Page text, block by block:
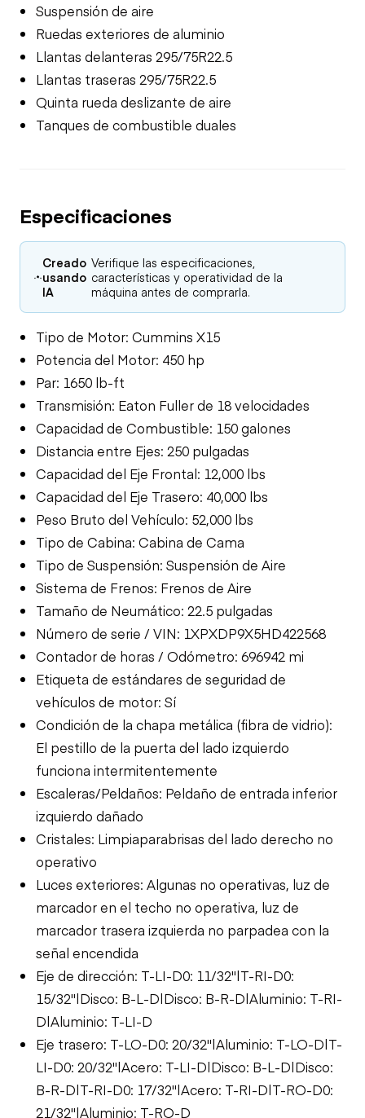
Suspensión de aire
Ruedas exteriores de aluminio
Llantas delanteras 295/75R22.5
Llantas traseras 295/75R22.5
Quinta rueda deslizante de aire
Tanques de combustible duales
Especificaciones
Creado
usando
IA
Verifique las especificaciones,
características y operatividad de la
máquina antes de comprarla.
Tipo de Motor: Cummins X15
Potencia del Motor: 450 hp
Par: 1650 lb-ft
Transmisión: Eaton Fuller de 18 velocidades
Capacidad de Combustible: 150 galones
Distancia entre Ejes: 250 pulgadas
Capacidad del Eje Frontal: 12,000 lbs
Capacidad del Eje Trasero: 40,000 lbs
Peso Bruto del Vehículo: 52,000 lbs
Tipo de Cabina: Cabina de Cama
Tipo de Suspensión: Suspensión de Aire
Sistema de Frenos: Frenos de Aire
Tamaño de Neumático: 22.5 pulgadas
Número de serie / VIN: 1XPXDP9X5HD422568
Contador de horas / Odómetro: 696942 mi
Etiqueta de estándares de seguridad de
vehículos de motor: Sí
Condición de la chapa metálica (fibra de vidrio):
El pestillo de la puerta del lado izquierdo
funciona intermitentemente
Escaleras/Peldaños: Peldaño de entrada inferior
izquierdo dañado
Cristales: Limpiaparabrisas del lado derecho no
operativo
Luces exteriores: Algunas no operativas, luz de
marcador en el techo no operativa, luz de
marcador trasera izquierda no parpadea con la
señal encendida
Eje de dirección: T-LI-D0: 11/32"|T-RI-D0:
15/32"|Disco: B-L-D|Disco: B-R-D|Aluminio: T-RI-
D|Aluminio: T-LI-D
Eje trasero: T-LO-D0: 20/32"|Aluminio: T-LO-D|T-
LI-D0: 20/32"|Acero: T-LI-D|Disco: B-L-D|Disco:
B-R-D|T-RI-D0: 17/32"|Acero: T-RI-D|T-RO-D0:
21/32"|Aluminio: T-RO-D